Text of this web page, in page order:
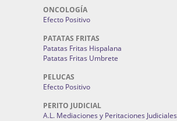
ONCOLOGÍA
Efecto Positivo
PATATAS FRITAS
Patatas Fritas Hispalana
Patatas Fritas Umbrete
PELUCAS
Efecto Positivo
PERITO JUDICIAL
A.L. Mediaciones y Peritaciones Judiciales